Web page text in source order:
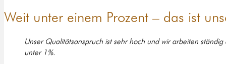
Weit unter einem Prozent – das ist
Unser Qualitätsanspruch ist sehr hoch und wir arbeiten
unter 1%.